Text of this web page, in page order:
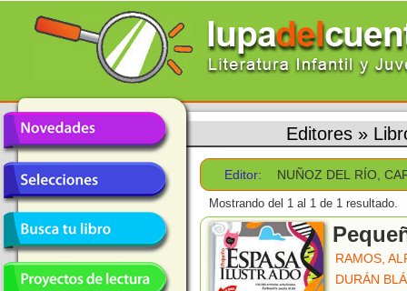
Editores »
Editor: NUÑOZ DEL RÍO,
Mostrando del 1 al 1 de 1 resultado.
RAMOS,
DURÁN